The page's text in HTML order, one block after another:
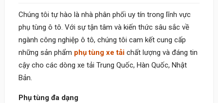
Chúng tôi tự hào là nhà phân phối uy tín trong lĩnh vực
phụ tùng ô tô. Với sự tận tâm và kiến thức sâu sắc về
ngành công nghiệp ô tô, chúng tôi cam kết cung cấp
những sản phẩm phụ tùng xe tải chất lượng và đáng tin
cậy cho các dòng xe tải Trung Quốc, Hàn Quốc, Nhật
Bản.
Phụ tùng đa dạng